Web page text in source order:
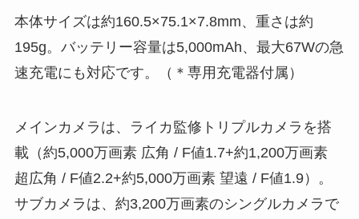
本体サイズは約160.5×75.1×7.8mm、重さは約
195g。バッテリー容量は5,000mAh、最大67Wの急
速充電にも対応です。（＊専用充電器付属）
メインカメラは、ライカ監修トリプルカメラを搭
載（約5,000万画素 広角 / F値1.7+約1,200万画素
超広角 / F値2.2+約5,000万画素 望遠 / F値1.9）。
サブカメラは、約3,200万画素のシングルカメラで